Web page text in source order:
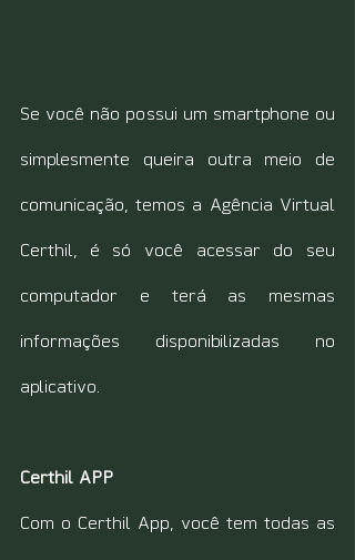
Se você não possui um smartphone ou
simplesmente queira outra meio de
comunicação, temos a Agência Virtual
Certhil, é só você acessar do seu
computador e terá as mesmas
informações disponibilizadas no
aplicativo.
Certhil APP
Com o Certhil App, você tem todas as